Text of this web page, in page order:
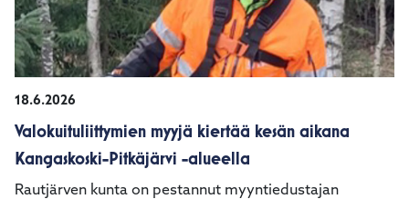
18.6.2026
Valokuituliittymien myyjä kiertää kesän aikana
Kangaskoski-Pitkäjärvi -alueella
Rautjärven kunta on pestannut myyntiedustajan